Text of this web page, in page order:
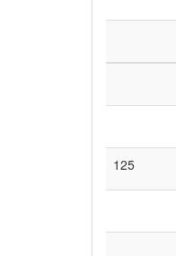
125